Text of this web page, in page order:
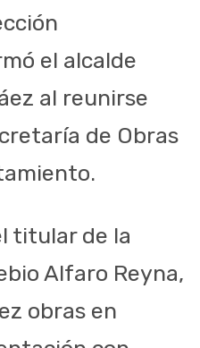
el alcalde
al reunirse
de Obras
titular de la
Alfaro Reyna,
obras en